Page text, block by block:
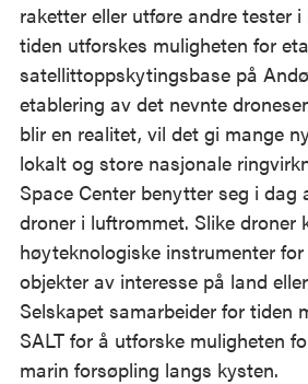
raketter eller utføre andre tester
tiden utforskes muligheten for
satellittoppskytingsbase på
etablering av det nevnte
blir en realitet, vil det gi mange
lokalt og store nasjonale
Space Center benytter seg i dag
droner i luftrommet. Slike droner
høyteknologiske instrumenter
objekter av interesse på land
Selskapet samarbeider for tiden
SALT for å utforske muligheten
marin forsøpling langs kysten.